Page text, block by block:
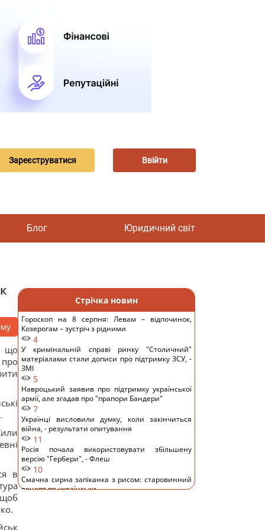
Зареєструватися Ввійти
Блог Юридичний світ
що
в
Стрічка новин
Гороскоп на 8 серпня: Левам – відпочинок,
Козерогам – зустріч з рідними
4
У кримінальній справі ринку "Столичний"
матеріалами стали дописи про підтримку ЗСУ, -
ЗМІ
5
Навроцький заявив про підтримку української
армії, але згадав про "прапори Бандери"
7
Українці висловили думку, коли закінчиться
війна, - результати опитування
11
Росія почала використовувати збільшену
версію "Гербери", - Флеш
10
Смачна сирна запіканка з рисом: старовинний
рецепт по-українськи